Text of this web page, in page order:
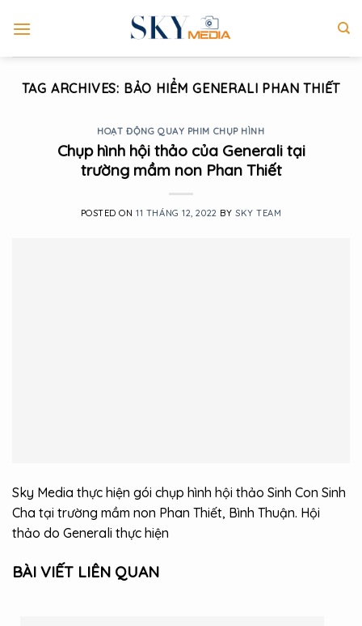
TAG ARCHIVES: BẢO HIỂM GENERALI PHAN THIẾT
HOẠT ĐỘNG QUAY PHIM CHỤP HÌNH
Chụp hình hội thảo của Generali tại
trường mầm non Phan Thiết
POSTED ON11 THÁNG 12, 2022 BY SKY TEAM
Sky Media thực hiện gói chụp hình hội thảo Sinh Con Sinh
Cha tại trường mầm non Phan Thiết, Bình Thuận. Hội
thảo do Generali thực hiện
BÀI VIẾT LIÊN QUAN